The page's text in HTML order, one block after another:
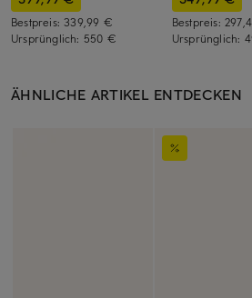
Bestpreis:339,99 €
Ursprünglich: 550 €
Bestpreis:
Ursprünglich:
ÄHNLICHE ARTIKEL ENTDECKEN